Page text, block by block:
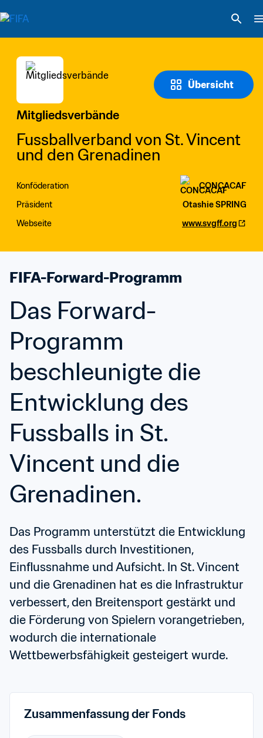
Übersicht
Mitgliedsverbände
Fussballverband von St. Vincent
und den Grenadinen
Konföderation
CONCACAF
Präsident
Otashie SPRING
Webseite
www.svgff.org
FIFA-Forward-Programm
Das Forward-
Programm
beschleunigte die
Entwicklung des
Fussballs in St.
Vincent und die
Grenadinen.
Das Programm unterstützt die Entwicklung
des Fussballs durch Investitionen,
Einflussnahme und Aufsicht. In St. Vincent
und die Grenadinen hat es die Infrastruktur
verbessert, den Breitensport gestärkt und
die Förderung von Spielern vorangetrieben,
wodurch die internationale
Wettbewerbsfähigkeit gesteigert wurde.
Zusammenfassung der Fonds